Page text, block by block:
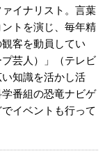
イナリスト。言葉
トを演じ、毎年精
客を動員してい
芸人）」（テレビ
知識を活かし活
番組の恐竜ナビゲ
イベントも行って